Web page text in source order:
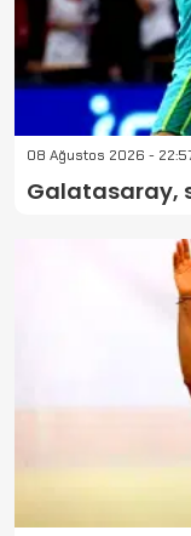
08 Ağustos 2026 -
Galatasaray,